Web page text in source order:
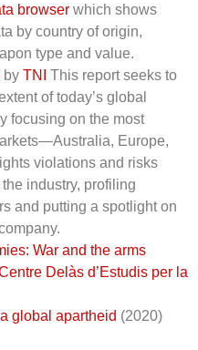
browser which shows
by country of origin,
type and value.
by TNI
This report seeks to
of today’s global
focusing on the most
Europe,
violations and risks
industry, profiling
and putting a spotlight on
War and the arms
Delàs d’Estudis per la
global apartheid (2020)